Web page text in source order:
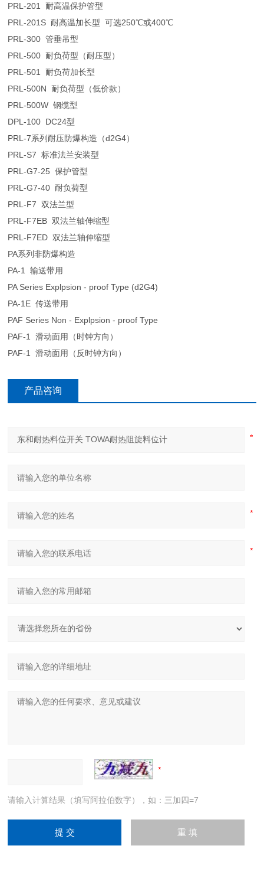
PRL-201 耐高温保护管型
PRL-201S 耐高温加长型 可选250℃或400℃
PRL-300 管垂吊型
PRL-500 耐负荷型（耐压型）
PRL-501 耐负荷加长型
PRL-500N 耐负荷型（低价款）
PRL-500W 钢缆型
DPL-100 DC24型
PRL-7系列耐压防爆构造（d2G4）
PRL-S7 标准法兰安装型
PRL-G7-25 保护管型
PRL-G7-40 耐负荷型
PRL-F7 双法兰型
PRL-F7EB 双法兰轴伸缩型
PRL-F7ED 双法兰轴伸缩型
PA系列非防爆构造
PA-1 输送带用
PA Series Explpsion - proof Type (d2G4)
PA-1E 传送带用
PAF Series Non - Explpsion - proof Type
PAF-1 滑动面用（时钟方向）
PAF-1 滑动面用（反时钟方向）
产品咨询
请输入计算结果（填写阿拉伯数字），如：三加四=7